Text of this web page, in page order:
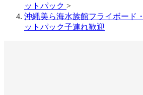
ットパック >
沖縄美ら海水族館フライボード
ットパック子連れ歓迎